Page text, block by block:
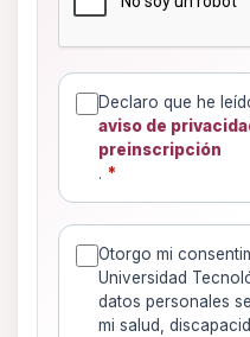
Declaro que he
aviso de
preinscripción
. *
Otorgo mi
Universidad
datos personales
mi salud,